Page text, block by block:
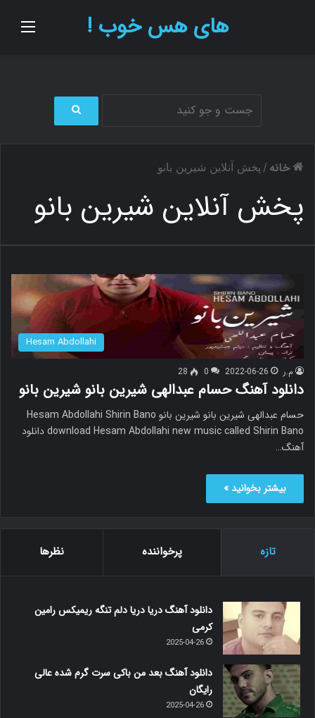
های هس خوب !
ج
ی
خانه / پخش آنلاین شیرین بانو
پخش آنلاین شیرین بانو
Hesam Abdollahi
م.ر 2022-06-26
0
28
دانلود آهنگ حسام عبدالهی شیرین بانو شیرین بانو
حسام عبدالهی شیرین بانو شیرین بانو Hesam Abdollahi Shirin Bano
download Hesam Abdollahi new music called Shirin Bano دانلود
آهنگ…
بیشتر بخوانید »
تازه پرخواننده نظرها
دانلود آهنگ دریا دریا دلم تنگه ریمیکس رامین
کرمی
2025-04-26
دانلود آهنگ بعد من باکی سرت گرم شده عالی
رایگان
2025-04-26